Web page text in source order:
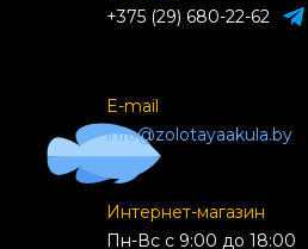
+375 (29) 680-22-62
E-mail
info@zolotayaakula.by
Интернет-магазин
Пн-Вс с 9:00 до 18:00